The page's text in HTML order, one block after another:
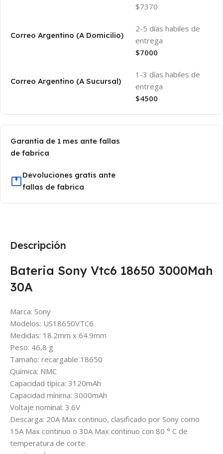
$7370
Correo Argentino (A Domicilio)
2-5 días habiles de
entrega
$7000
Correo Argentino (A Sucursal)
1-3 días habiles de
entrega
$4500
Garantía de 1 mes ante fallas
de fabrica
Devoluciones gratis ante
fallas de fabrica
Descripción
Bateria Sony Vtc6 18650 3000Mah
30A
Marca: Sony
Modelos: US18650VTC6
Medidas: 18.2mm x 64.9mm
Peso: 46,8 g
Tamaño: recargable 18650
Química: NMC
Capacidad típica: 3120mAh
Capacidad mínima: 3000mAh
Voltaje nominal: 3.6V
Descarga: 20A Max continuo, clasificado por Sony como
15A Max continuo o 30A Max continuo con 80 ° C de
temperatura de corte